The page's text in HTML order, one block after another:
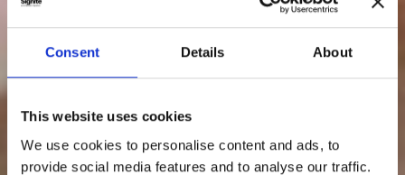
Consent Details About
This website uses cookies
We use cookies to personalise content and ads, to
provide social media features and to analyse our traffic.